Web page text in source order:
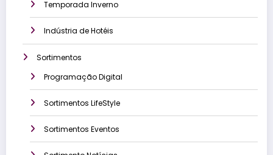
Temporada Inverno
Indústria de Hotéis
Sortimentos
Programação Digital
Sortimentos LifeStyle
Sortimentos Eventos